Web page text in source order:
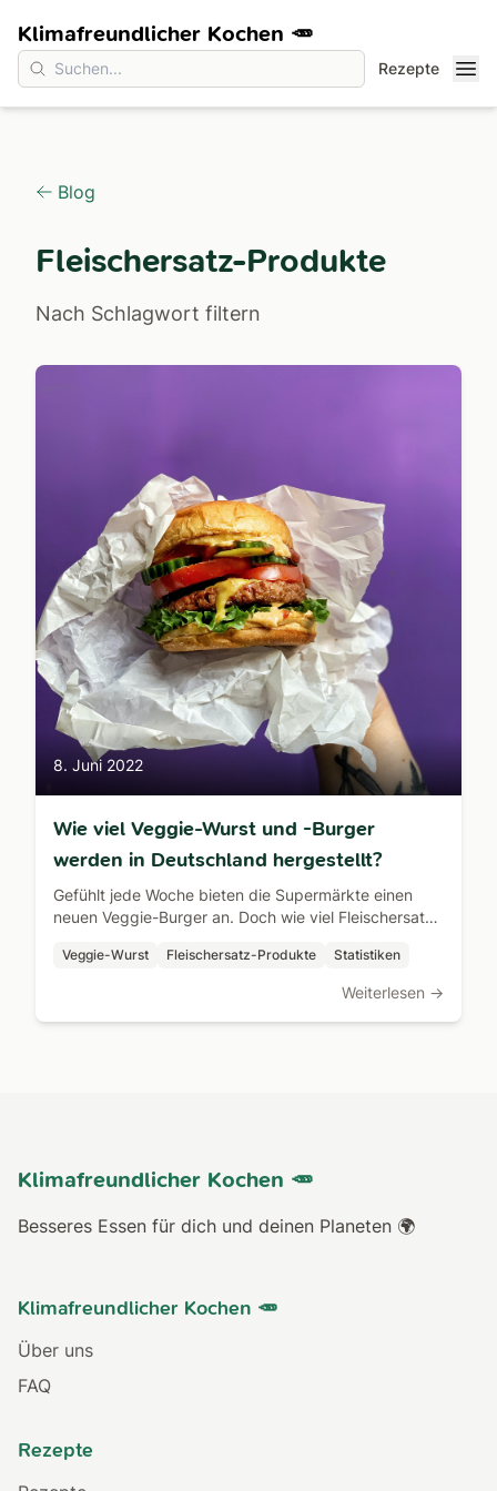
Rezepte
Klimafreundlicher Kochen 🥕
Blog
Fleischersatz-Produkte
Nach Schlagwort filtern
8. Juni 2022
Wie viel Veggie-Wurst und -Burger
werden in Deutschland hergestellt?
Gefühlt jede Woche bieten die Supermärkte einen
neuen Veggie-Burger an. Doch wie viel Fleischersatz-
produziert?
Veggie-Wurst Fleischersatz-Produkte Statistiken
Weiterlesen →
Klimafreundlicher Kochen 🥕
Besseres Essen für dich und deinen Planeten 🌍
Klimafreundlicher Kochen 🥕
Über uns
FAQ
Rezepte